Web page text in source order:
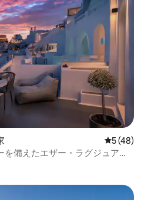
レビュー
5 (48)
備えたエザー・ラグジュアリ